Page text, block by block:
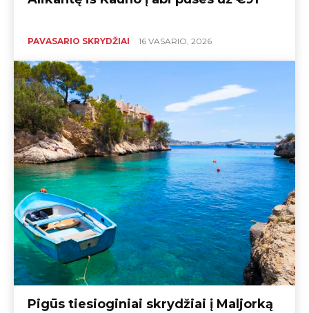
PAVASARIO SKRYDŽIAI 16 VASARIO, 2026
Pigūs tiesioginiai skrydžiai į Maljorką